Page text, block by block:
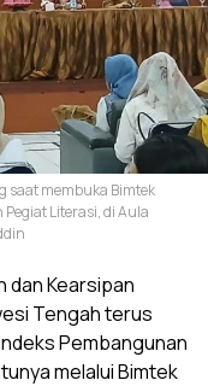
saat membuka Bimtek
Literasi, di Aula
dan Kearsipan
Tengah terus
Pembangunan
melalui Bimtek